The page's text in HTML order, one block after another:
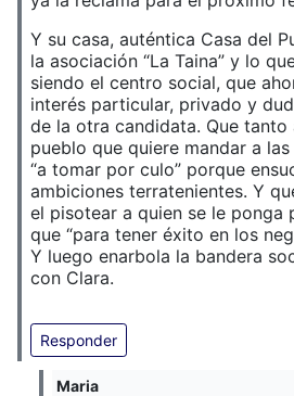
Y su casa, auténtica Casa del
la asociación “La Taina” y lo
siendo el centro social, que
interés particular, privado y
de la otra candidata. Que
pueblo que quiere mandar a
“a tomar por culo” porque
ambiciones terratenientes. Y
el pisotear a quien se le ponga
que “para tener éxito en los
Y luego enarbola la bandera
con Clara.
Responder
Maria